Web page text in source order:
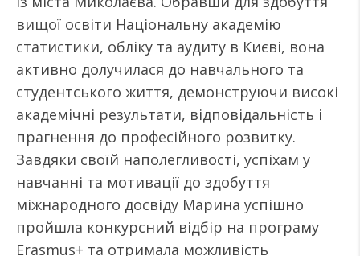
вищої освіти Національну академію
статистики, обліку та аудиту в Києві, вона
активно долучилася до навчального та
студентського життя, демонструючи високі
академічні результати, відповідальність і
прагнення до професійного розвитку.
Завдяки своїй наполегливості, успіхам у
навчанні та мотивації до здобуття
міжнародного досвіду Марина успішно
пройшла конкурсний відбір на програму
Erasmus+ та отримала можливість